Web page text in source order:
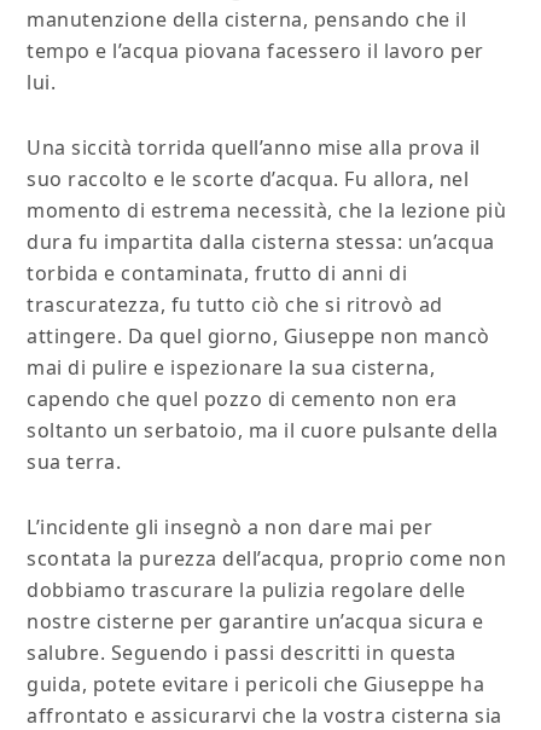
manutenzione della cisterna, pensando che il
tempo e l’acqua piovana facessero il lavoro per
lui.
Una siccità torrida quell’anno mise alla prova il
suo raccolto e le scorte d’acqua. Fu allora, nel
momento di estrema necessità, che la lezione più
dura fu impartita dalla cisterna stessa: un’acqua
torbida e contaminata, frutto di anni di
trascuratezza, fu tutto ciò che si ritrovò ad
attingere. Da quel giorno, Giuseppe non mancò
mai di pulire e ispezionare la sua cisterna,
capendo che quel pozzo di cemento non era
soltanto un serbatoio, ma il cuore pulsante della
sua terra.
L’incidente gli insegnò a non dare mai per
scontata la purezza dell’acqua, proprio come non
dobbiamo trascurare la pulizia regolare delle
nostre cisterne per garantire un’acqua sicura e
salubre. Seguendo i passi descritti in questa
guida, potete evitare i pericoli che Giuseppe ha
affrontato e assicurarvi che la vostra cisterna sia